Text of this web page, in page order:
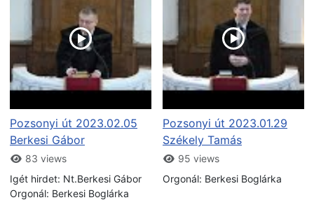
Pozsonyi út 2023.02.05
Berkesi Gábor
83 views
Igét hirdet: Nt.Berkesi Gábor
Orgonál: Berkesi Boglárka
Pozsonyi út 2023.01.29
Székely Tamás
95 views
Orgonál: Berkesi Boglárka